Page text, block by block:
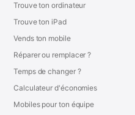
Trouve ton ordinateur
Trouve ton iPad
Vends ton mobile
Réparer ou remplacer ?
Temps de changer ?
Calculateur d'économies
Mobiles pour ton équipe